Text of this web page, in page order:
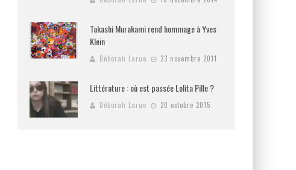
Takashi Murakami rend hommage à Yves
Klein
Déborah Larue 23 novembre 2011
Littérature : où est passée Lolita Pille ?
Déborah Larue 20 octobre 2015